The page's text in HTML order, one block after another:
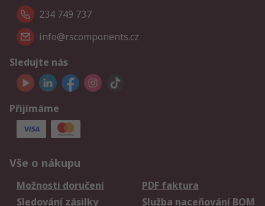
234 749 737
info@rscomponents.cz
Sledujte nás
Přijímáme
Vše o nákupu
Možnosti doručení
PDF faktura
Sledování zásilky
Služba naceňování BOM